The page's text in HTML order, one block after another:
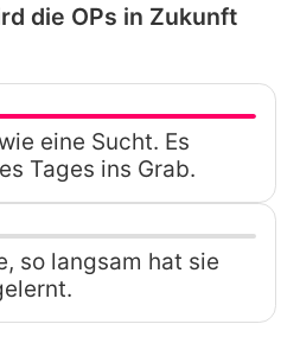
die OPs in Zukunft
eine Sucht. Es
Tages ins Grab.
so langsam hat sie